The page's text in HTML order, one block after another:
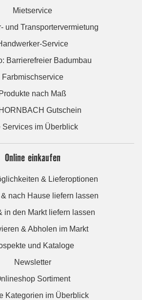
Mietservice
und Transportervermietung
Service
Barrierefreier Badumbau
Farbmischservice
Produkte nach Maß
Gutschein
Services im Überblick
Online einkaufen
& Lieferoptionen
nach Hause liefern lassen
in den Markt liefern lassen
& Abholen im Markt
und Kataloge
Newsletter
Sortiment
Kategorien im Überblick